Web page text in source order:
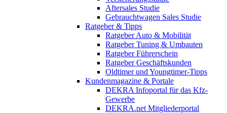
Aftersales Studie
Gebrauchtwagen Sales Studie
Ratgeber & Tipps
Ratgeber Auto & Mobilität
Ratgeber Tuning & Umbauten
Ratgeber Führerschein
Ratgeber Geschäftskunden
Oldtimer und Youngtimer-Tipps
Kundenmagazine & Portale
DEKRA Infoportal für das Kfz-
Gewerbe
DEKRA.net Mitgliederportal